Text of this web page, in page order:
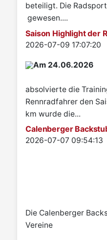
beteiligt. Die
gewesen....
Saison Highlight der
Details
2026-07-09 17:07:20
Am 24.06.2026
absolvierte die
Rennradfahrer den
km wurde die...
Calenberger
Details
2026-07-07 09:54:13
Die Calenberger
Vereine